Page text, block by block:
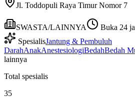
Jl. Toddopuli Raya Timur Nomor 7
SWASTA/LAINNYA
Buka 24
SpesialisJantung & Pembuluh
DarahAnakAnestesiologiBedahBedah
lainnya
Total spesialis
35